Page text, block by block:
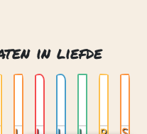
in liefde